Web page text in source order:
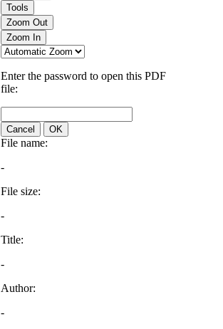
Tools
Zoom Out
Zoom In
Enter the password to open this PDF
file:
Cancel OK
File name:
-
File size:
-
Title:
-
Author:
-